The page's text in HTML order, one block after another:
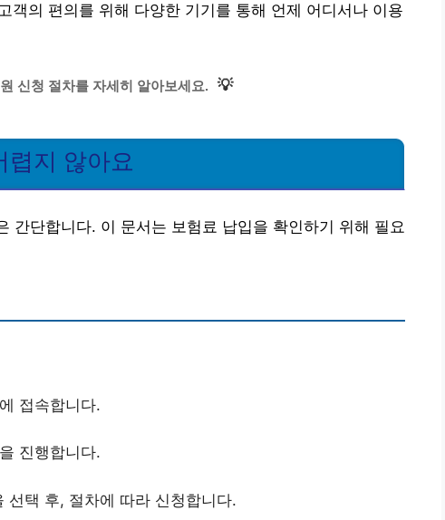
객의 편의를 위해 다양한 기기를 통해 언제 어디서나 이용
신청 절차를 자세히 알아보세요. 💡
렵지 않아요
간단합니다. 이 문서는 보험료 납입을 확인하기 위해 필요
접속합니다.
진행합니다.
선택 후, 절차에 따라 신청합니다.